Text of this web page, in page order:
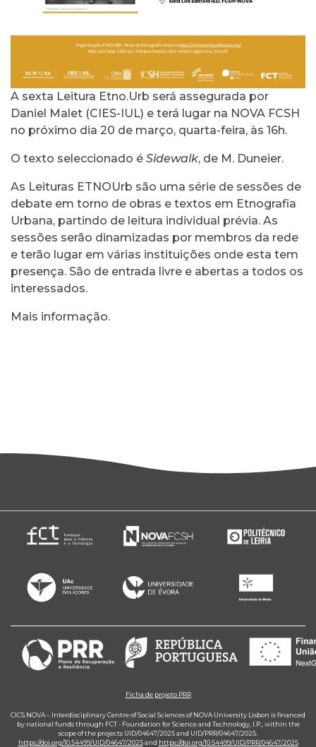
A sexta Leitura Etno.Urb será assegurada por
Daniel Malet (CIES-IUL) e terá lugar na NOVA FCSH
no próximo dia 20 de março, quarta-feira, às 16h.
O texto seleccionado é Sidewalk, de M. Duneier.
As Leituras ETNOUrb são uma série de sessões de
debate em torno de obras e textos em Etnografia
Urbana, partindo de leitura individual prévia. As
sessões serão dinamizadas por membros da rede
e terão lugar em várias instituições onde esta tem
presença. São de entrada livre e abertas a todos os
interessados.
Mais informação.
Ficha de projeto PRR
CICS.NOVA – Interdisciplinary Centre of Social Sciences of NOVA University Lisbon is financed
by national funds through FCT - Foundation for Science and Technology, I.P., within the
scope of the projects UID/04647/2025 and UID/PRR/04647/2025.
https://doi.org/10.54499/UID/04647/2025and https://doi.org/10.54499/UID/PRR/04647/2025